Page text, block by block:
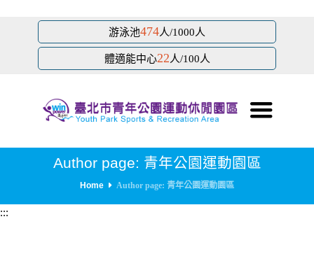
游泳池474人/1000人
體適能中心22人/100人
Author page: 青年公園運動園區
Home Author page: 青年公園運動園區
:::